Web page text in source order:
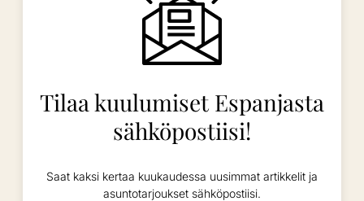
Tilaa kuulumiset Espanjasta
sähköpostiisi!
Saat kaksi kertaa kuukaudessa uusimmat artikkelit ja
asuntotarjoukset sähköpostiisi.